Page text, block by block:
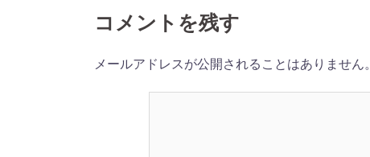
ナ
ビ
ゲ
コメントを残す
メールアドレスが公開されることはありません。